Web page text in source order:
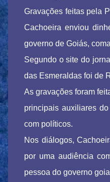
Gravações feitas pela
Cachoeira enviou
governo de Goiás,
Segundo o site do
das Esmeraldas foi de
As gravações foram
principais auxiliares
com políticos.
Nos diálogos,
por uma audiência
pessoa do governo